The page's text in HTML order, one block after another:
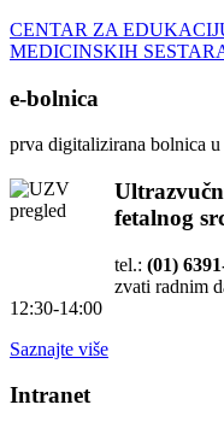
CENTAR ZA
MEDICINSKIH
e-bolnica
prva digitalizirana bolnica
fetalnog
tel.: (01)
zvati radnim
12:30-14:00
Saznajte više
Intranet